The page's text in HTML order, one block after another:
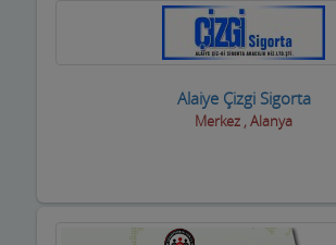
Beyaz Eşya Teknik Servisler
Alaiye Çizgi Sigorta
Merkez , Alanya